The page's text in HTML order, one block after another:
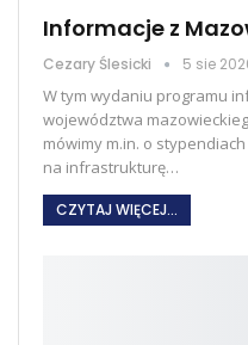
Informacje z
Cezary Ślesicki 5 sie
W tym wydaniu programu
województwa
mówimy m.in. o
na infrastrukturę…
CZYTAJ WIĘCEJ...